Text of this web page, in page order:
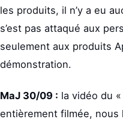
les produits, il n’y a eu
s’est pas attaqué aux
seulement aux produits
démonstration.
MaJ 30/09 : la vidéo du
entièrement filmée, nous